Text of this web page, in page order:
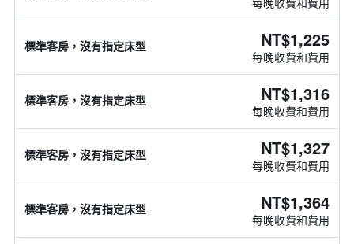
標準客房，沒有指定床型 NT$1,225
每晚收費和費用
標準客房，沒有指定床型 NT$1,316
每晚收費和費用
標準客房，沒有指定床型 NT$1,327
每晚收費和費用
標準客房，沒有指定床型 NT$1,364
每晚收費和費用